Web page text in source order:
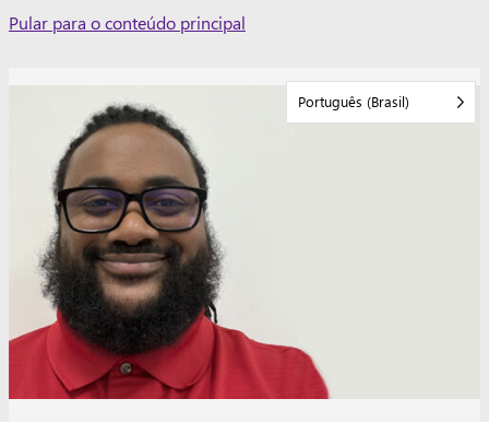
Skip
Pular para o conteúdo principal
Português (Brasil)